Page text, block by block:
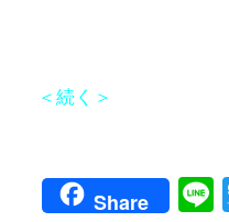
＜続く＞
Share